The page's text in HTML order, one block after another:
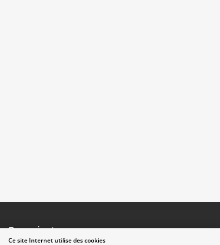
Organisateurs
Ce site Internet utilise des cookies